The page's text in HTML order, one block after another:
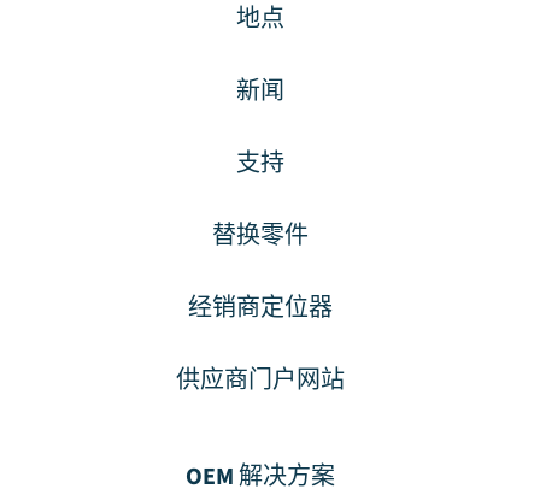
地点
新闻
支持
替换零件
经销商定位器
供应商门户网站
OEM 解决方案